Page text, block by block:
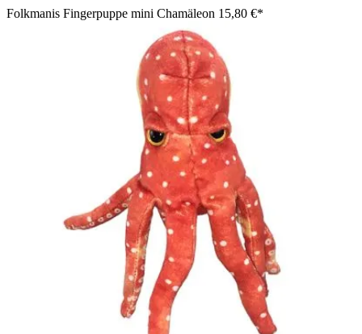
Folkmanis Fingerpuppe mini Chamäleon 15,80 €*